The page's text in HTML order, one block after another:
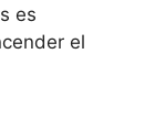
es
el